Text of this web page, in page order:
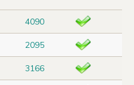
4090
2095
3166